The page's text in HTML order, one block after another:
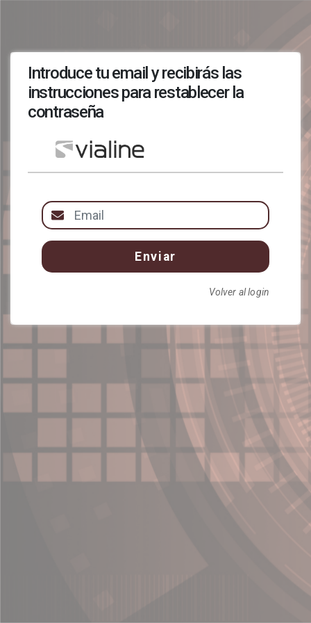
Introduce tu email y recibirás las
instrucciones para restablecer la
contraseña
Volver al login